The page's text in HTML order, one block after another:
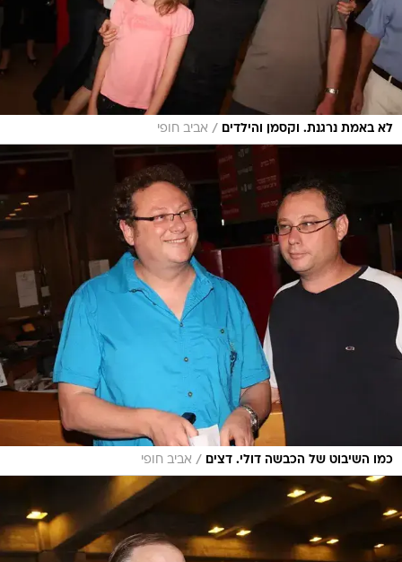
לא באמת נרגנת. וקסמן והילדים / אביב חופי
כמו השיבוט של הכבשה דולי. דצים / אביב חופי